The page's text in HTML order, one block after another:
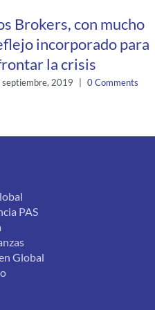
Brokers, con mucho
incorporado para
la crisis
2019 0 Comments
PAS
Global